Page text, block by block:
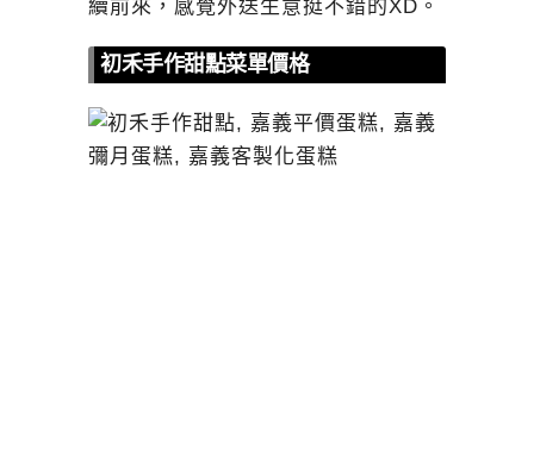
續前來，感覺外送生意挺不錯的XD。
初禾手作甜點菜單價格